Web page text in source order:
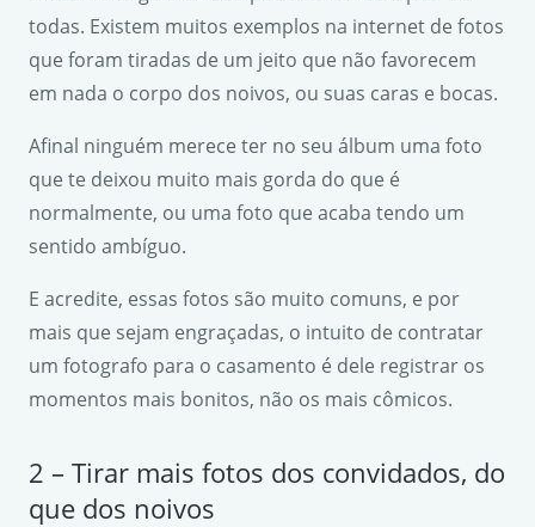
todas. Existem muitos exemplos na internet de fotos
que foram tiradas de um jeito que não favorecem
em nada o corpo dos noivos, ou suas caras e bocas.
Afinal ninguém merece ter no seu álbum uma foto
que te deixou muito mais gorda do que é
normalmente, ou uma foto que acaba tendo um
sentido ambíguo.
E acredite, essas fotos são muito comuns, e por
mais que sejam engraçadas, o intuito de contratar
um fotografo para o casamento é dele registrar os
momentos mais bonitos, não os mais cômicos.
2 – Tirar mais fotos dos convidados, do
que dos noivos